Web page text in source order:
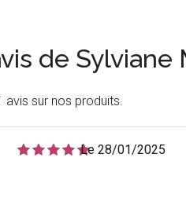
de Sylviane
avis sur nos produits.
Le 28/01/2025